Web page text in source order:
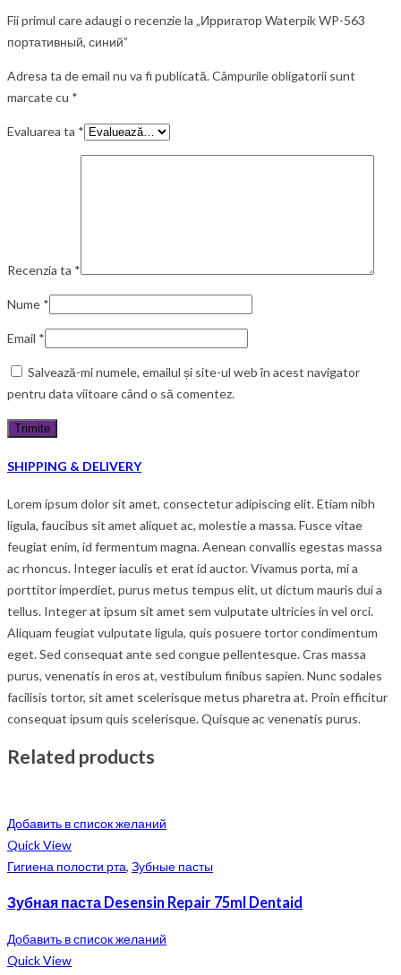
Fii primul care adaugi o recenzie la „Ирригатор Waterpik WP-563
портативный, синий”
Adresa ta de email nu va fi publicată.Câmpurile obligatorii sunt
marcate cu *
Evaluarea ta *
Recenzia ta *
Nume *
Email *
Salvează-mi numele, emailul și site-ul web în acest navigator
pentru data viitoare când o să comentez.
SHIPPING & DELIVERY
Lorem ipsum dolor sit amet, consectetur adipiscing elit. Etiam nibh
ligula, faucibus sit amet aliquet ac, molestie a massa. Fusce vitae
feugiat enim, id fermentum magna. Aenean convallis egestas massa
ac rhoncus. Integer iaculis et erat id auctor. Vivamus porta, mi a
porttitor imperdiet, purus metus tempus elit, ut dictum mauris dui a
tellus. Integer at ipsum sit amet sem vulputate ultricies in vel orci.
Aliquam feugiat vulputate ligula, quis posuere tortor condimentum
eget. Sed consequat ante sed congue pellentesque. Cras massa
purus, venenatis in eros at, vestibulum finibus sapien. Nunc sodales
facilisis tortor, sit amet scelerisque metus pharetra at. Proin efficitur
consequat ipsum quis scelerisque. Quisque ac venenatis purus.
Related products
Добавить в список желаний
Quick View
Гигиена полости рта, Зубные пасты
Зубная паста Desensin Repair 75ml Dentaid
Добавить в список желаний
Quick View